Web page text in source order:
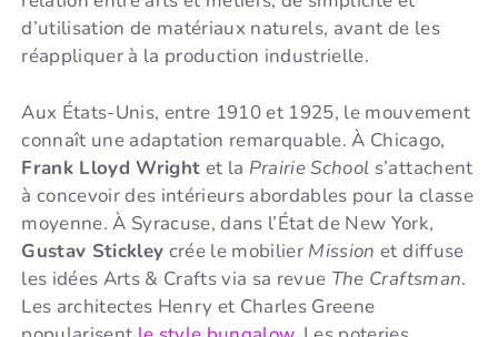
d’utilisation de matériaux naturels, avant de les
réappliquer à la production industrielle.
Aux États-Unis, entre 1910 et 1925, le mouvement
connaît une adaptation remarquable. À Chicago,
Frank Lloyd Wright et la Prairie School s’attachent
à concevoir des intérieurs abordables pour la classe
moyenne. À Syracuse, dans l’État de New York,
Gustav Stickley crée le mobilier Mission et diffuse
les idées Arts & Crafts via sa revue The Craftsman.
Les architectes Henry et Charles Greene